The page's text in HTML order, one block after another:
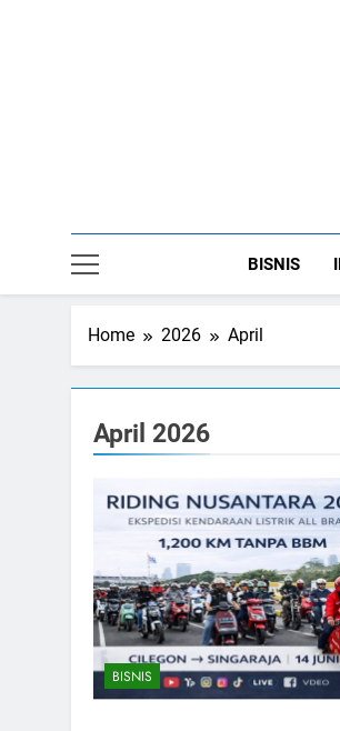
BISNIS
Home 2026 April
April 2026
BISNIS